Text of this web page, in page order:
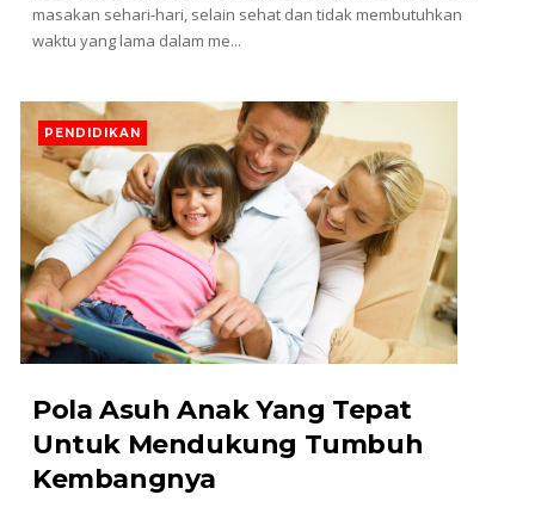
masakan sehari-hari, selain sehat dan tidak membutuhkan
waktu yang lama dalam me...
PENDIDIKAN
Pola Asuh Anak Yang Tepat
Untuk Mendukung Tumbuh
Kembangnya